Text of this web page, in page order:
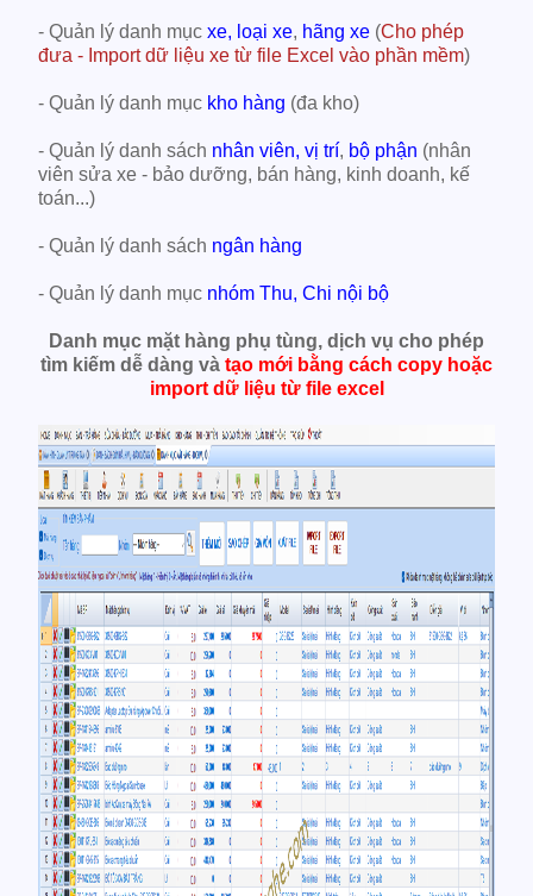
- Quản lý danh mục xe, loại xe, hãng xe (Cho phép
đưa - Import dữ liệu xe từ file Excel vào phần mềm)
- Quản lý danh mục kho hàng (đa kho)
- Quản lý danh sách nhân viên, vị trí, bộ phận (nhân
viên sửa xe - bảo dưỡng, bán hàng, kinh doanh, kế
toán...)
- Quản lý danh sách ngân hàng
- Quản lý danh mục nhóm Thu, Chi nội bộ
Danh mục mặt hàng phụ tùng, dịch vụ cho phép
tìm kiếm dễ dàng và tạo mới bằng cách copy hoặc
import dữ liệu từ file excel